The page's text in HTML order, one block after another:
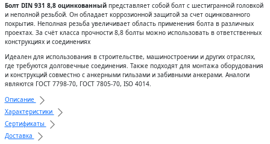
Болт DIN 931 8,8 оцинкованныйпредставляет собой болт с шестигранной головкой
и неполной резьбой. Он обладает коррозионной защитой за счет оцинкованного
покрытия. Неполная резьба увеличивает область применения болта в различных
проектах. За счёт класса прочности 8,8 болты можно использовать в ответственных
конструкциях и соединениях
Идеален для использования в строительстве, машиностроении и других отраслях,
где требуются долговечные соединения. Также подходят для монтажа оборудования
и конструкций совместно с анкерными гильзами и забивными анкерами. Аналоги
являются ГОСТ 7798-70, ГОСТ 7805-70, ISO 4014.
Описание
Характеристики
Сертификаты
Доставка